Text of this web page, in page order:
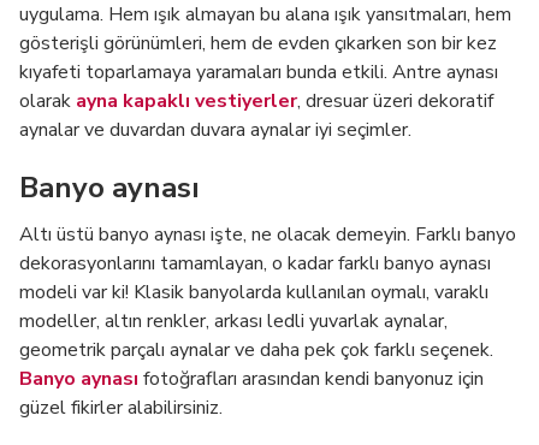
uygulama. Hem ışık almayan bu alana ışık yansıtmaları, hem
gösterişli görünümleri, hem de evden çıkarken son bir kez
kıyafeti toparlamaya yaramaları bunda etkili. Antre aynası
olarak ayna kapaklı vestiyerler, dresuar üzeri dekoratif
aynalar ve duvardan duvara aynalar iyi seçimler.
Banyo aynası
Altı üstü banyo aynası işte, ne olacak demeyin. Farklı banyo
dekorasyonlarını tamamlayan, o kadar farklı banyo aynası
modeli var ki! Klasik banyolarda kullanılan oymalı, varaklı
modeller, altın renkler, arkası ledli yuvarlak aynalar,
geometrik parçalı aynalar ve daha pek çok farklı seçenek.
Banyo aynası fotoğrafları arasından kendi banyonuz için
güzel fikirler alabilirsiniz.